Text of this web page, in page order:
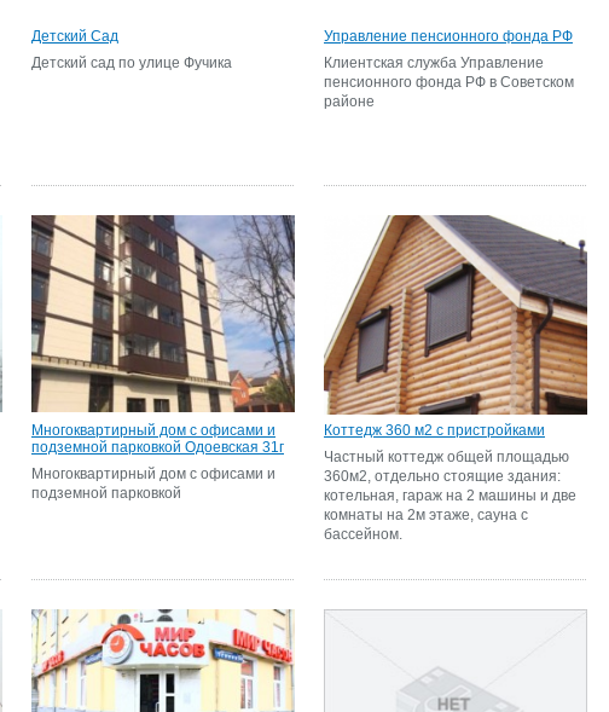
Детский Сад
Детский сад по улице Фучика
Управление пенсионного фонда РФ
Клиентская служба Управление
пенсионного фонда РФ в Советском
районе
Многоквартирный дом с офисами и
подземной парковкой Одоевская 31г
Многоквартирный дом с офисами и
подземной парковкой
Коттедж 360 м2 с пристройками
Частный коттедж общей площадью
360м2, отдельно стоящие здания:
котельная, гараж на 2 машины и две
комнаты на 2м этаже, сауна с
бассейном.